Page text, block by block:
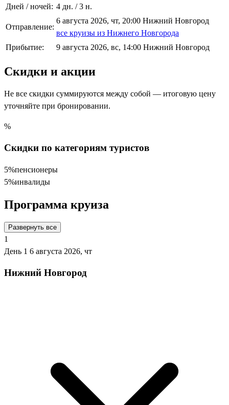
Дней / ночей: 4 дн. / 3 н.
Отправление:
6 августа 2026, чт, 20:00 Нижний Новгород
все круизы из Нижнего Новгорода
Прибытие:
9 августа 2026, вс, 14:00 Нижний Новгород
Скидки и акции
Не все скидки суммируются между собой — итоговую цену
уточняйте при бронировании.
%
Скидки по категориям туристов
5%пенсионеры
5%инвалиды
Программа круиза
Развернуть все
1
День 1 6 августа 2026, чт
Нижний Новгород